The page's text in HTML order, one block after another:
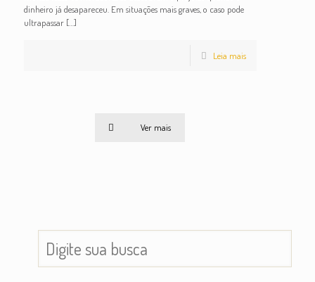
dinheiro já desapareceu. Em situações mais graves, o caso pode
ultrapassar[…]
Leia mais
Ver mais